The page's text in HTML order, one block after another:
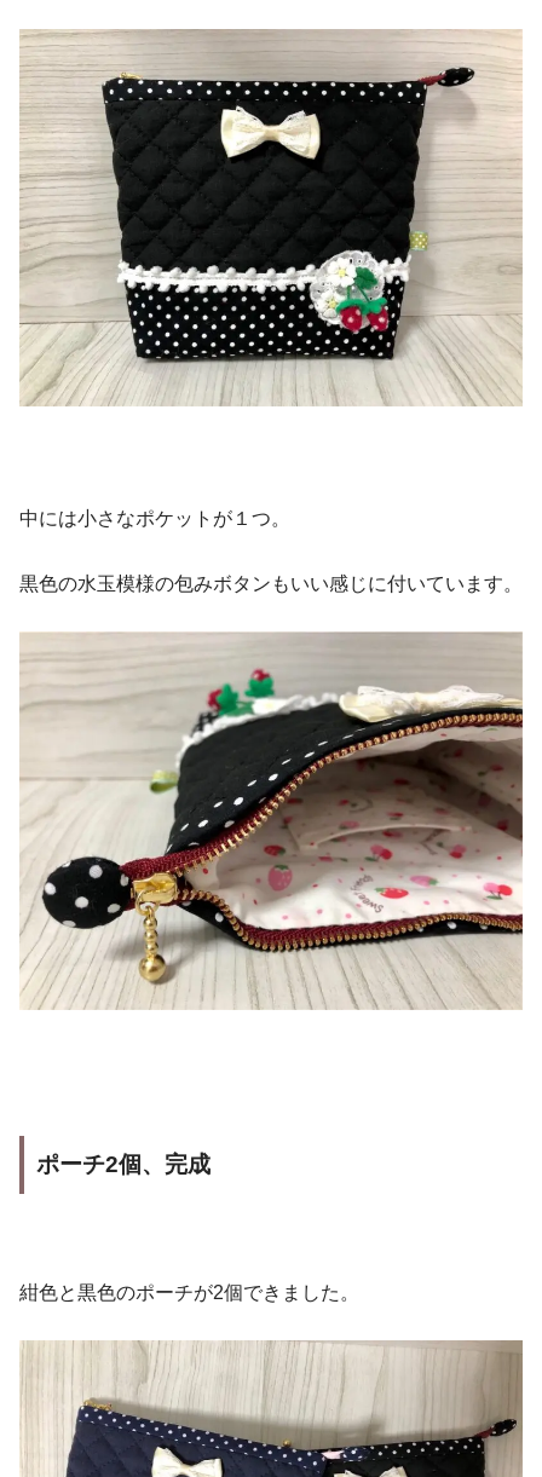
中には小さなポケットが１つ。
黒色の水玉模様の包みボタンもいい感じに付いています。
ポーチ2個、完成
紺色と黒色のポーチが2個できました。